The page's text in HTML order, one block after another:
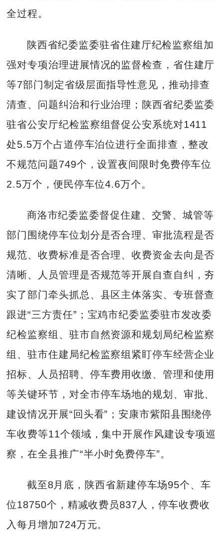
全过程。
陕西省纪委监委驻省住建厅纪检监察组加
强对专项治理进展情况的监督检查，省住建厅
等7部门制定省级层面指导性意见，推动排查
清查、问题纠治和行业治理；陕西省纪委监委
驻省公安厅纪检监察组督促公安系统对1411
处5.5万个占道停车泊位进行全面排查，整改
不规范问题749个，设置夜间限时免费停车位
2.5万个，便民停车位4.6万个。
商洛市纪委监委督促住建、交警、城管等
部门围绕停车位划分是否合理、审批流程是否
规范、收费标准是否合理、收费资金去向是否
清晰、人员管理是否规范等开展自查自纠，夯
实了部门牵头抓总、县区主体落实、专班督查
跟进“三方责任”；宝鸡市纪委监委驻市发改委
纪检监察组、驻市自然资源和规划局纪检监察
组、驻市住建局纪检监察组紧盯停车经营企业
招标、人员招聘、停车费用收缴、管理和使用
等关键环节，对全市停车场地的规划、审批、
建设情况开展“回头看”；安康市紫阳县围绕停
车收费等11个领域，集中开展作风建设专项巡
察，在全县推广“半小时免费停车”。
截至8月底，陕西省新建停车场95个、车
位18750个，精减收费员837人，停车收费收
入每月增加724万元。